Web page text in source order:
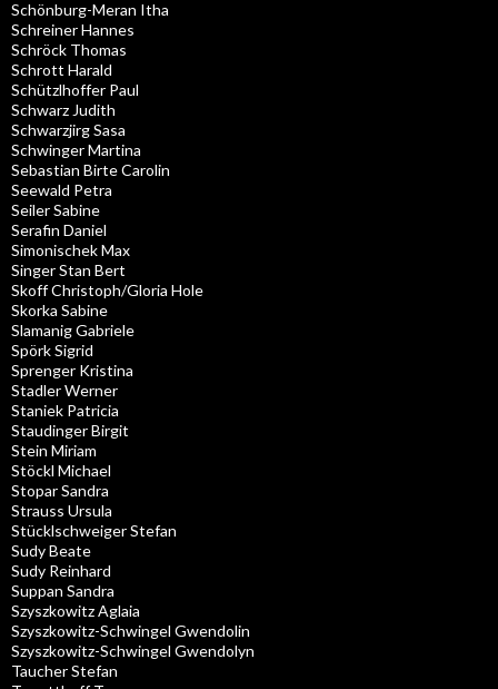
Schönburg-Meran Itha
Schreiner Hannes
Schröck Thomas
Schrott Harald
Schützlhoffer Paul
Schwarz Judith
Schwarzjirg Sasa
Schwinger Martina
Sebastian Birte Carolin
Seewald Petra
Seiler Sabine
Serafin Daniel
Simonischek Max
Singer Stan Bert
Skoff Christoph/Gloria Hole
Skorka Sabine
Slamanig Gabriele
Spörk Sigrid
Sprenger Kristina
Stadler Werner
Staniek Patricia
Staudinger Birgit
Stein Miriam
Stöckl Michael
Stopar Sandra
Strauss Ursula
Stücklschweiger Stefan
Sudy Beate
Sudy Reinhard
Suppan Sandra
Szyszkowitz Aglaia
Szyszkowitz-Schwingel Gwendolin
Szyszkowitz-Schwingel Gwendolyn
Taucher Stefan